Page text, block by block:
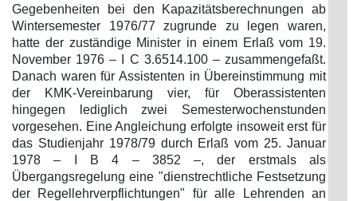
Gegebenheiten bei den Kapazitätsberechnungen ab
Wintersemester 1976/77 zugrunde zu legen waren,
hatte der zuständige Minister in einem Erlaß vom 19.
November 1976 – I C 3.6514.100 – zusammengefaßt.
Danach waren für Assistenten in Übereinstimmung mit
der KMK-Vereinbarung vier, für Oberassistenten
hingegen lediglich zwei Semesterwochenstunden
vorgesehen. Eine Angleichung erfolgte insoweit erst für
das Studienjahr 1978/79 durch Erlaß vom 25. Januar
1978 – I B 4 – 3852 –, der erstmals als
Übergangsregelung eine "dienstrechtliche Festsetzung
der Regellehrverpflichtungen" für alle Lehrenden an